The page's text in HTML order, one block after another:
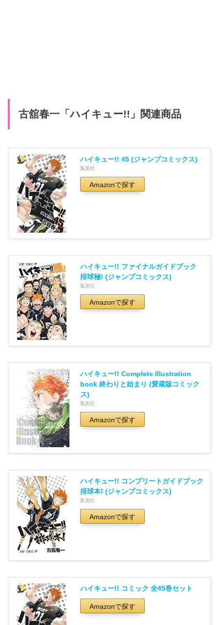
古舘春一「ハイキュー!!」関連商品
ハイキュー!! 45 (ジャンプコミックス)
集英社
Amazonで探す
ハイキュー!! ファイナルガイドブック
排球極! (ジャンプコミックス)
集英社
Amazonで探す
ハイキュー!! Complete Illustration
book 終わりと始まり (愛蔵版コミック
ス)
集英社
Amazonで探す
ハイキュー!! コンプリートガイドブック
排球本! (ジャンプコミックス)
集英社
Amazonで探す
ハイキュー!! コミック 全45巻セット
Amazonで探す